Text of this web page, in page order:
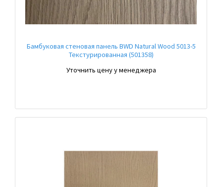
Бамбуковая стеновая панель BWD Natural Wood 5013-5
Текстурированная (501358)
Уточнить цену у менеджера